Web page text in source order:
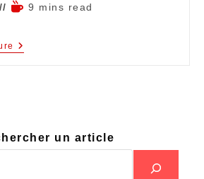
9 mins read
un article